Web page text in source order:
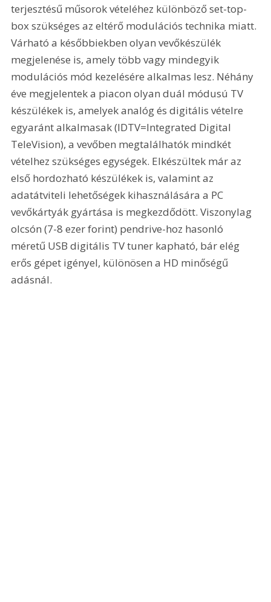
terjesztésű műsorok vételéhez különböző set-top-
box szükséges az eltérő modulációs technika miatt.
Várható a későbbiekben olyan vevőkészülék
megjelenése is, amely több vagy mindegyik
modulációs mód kezelésére alkalmas lesz. Néhány
éve megjelentek a piacon olyan duál módusú TV
készülékek is, amelyek analóg és digitális vételre
egyaránt alkalmasak (IDTV=Integrated Digital
TeleVision), a vevőben megtalálhatók mindkét
vételhez szükséges egységek. Elkészültek már az
első hordozható készülékek is, valamint az
adatátviteli lehetőségek kihasználására a PC
vevőkártyák gyártása is megkezdődött. Viszonylag
olcsón (7-8 ezer forint) pendrive-hoz hasonló
méretű USB digitális TV tuner kapható, bár elég
erős gépet igényel, különösen a HD minőségű
adásnál.